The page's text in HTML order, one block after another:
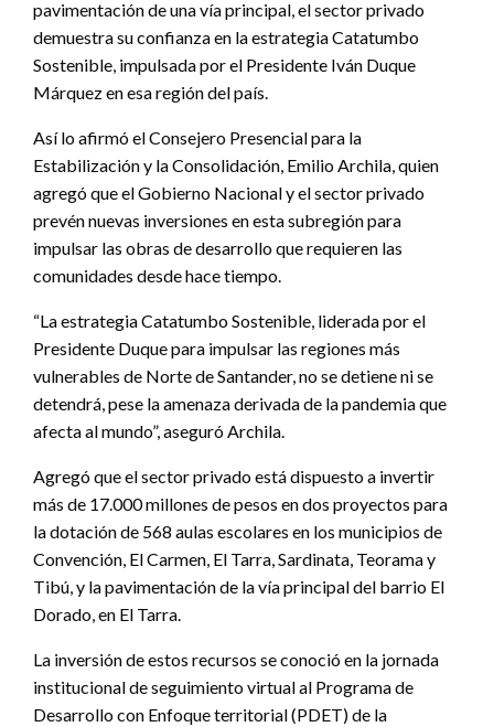
pavimentación de una vía principal, el sector privado
demuestra su confianza en la estrategia Catatumbo
Sostenible, impulsada por el Presidente Iván Duque
Márquez en esa región del país.
Así lo afirmó el Consejero Presencial para la
Estabilización y la Consolidación, Emilio Archila, quien
agregó que el Gobierno Nacional y el sector privado
prevén nuevas inversiones en esta subregión para
impulsar las obras de desarrollo que requieren las
comunidades desde hace tiempo.
“La estrategia Catatumbo Sostenible, liderada por el
Presidente Duque para impulsar las regiones más
vulnerables de Norte de Santander, no se detiene ni se
detendrá, pese la amenaza derivada de la pandemia que
afecta al mundo”, aseguró Archila.
Agregó que el sector privado está dispuesto a invertir
más de 17.000 millones de pesos en dos proyectos para
la dotación de 568 aulas escolares en los municipios de
Convención, El Carmen, El Tarra, Sardinata, Teorama y
Tibú, y la pavimentación de la vía principal del barrio El
Dorado, en El Tarra.
La inversión de estos recursos se conoció en la jornada
institucional de seguimiento virtual al Programa de
Desarrollo con Enfoque territorial (PDET) de la